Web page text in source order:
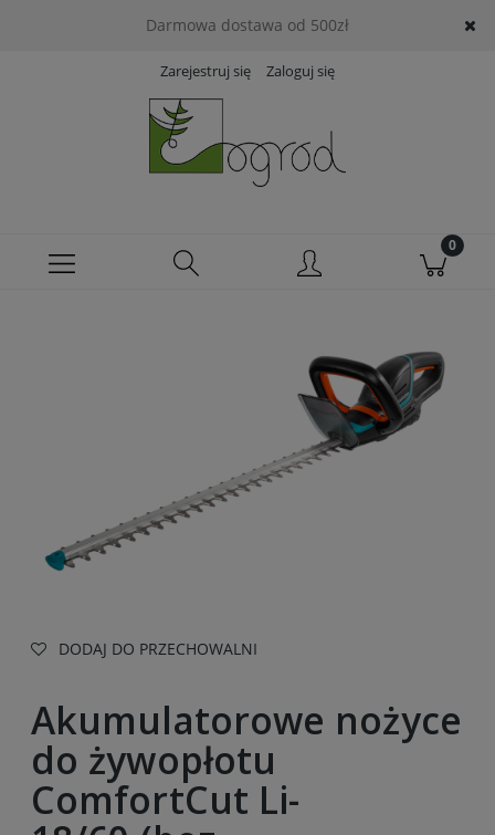
Darmowa dostawa od 500zł
Zarejestruj się Zaloguj się
DODAJ DO PRZECHOWALNI
Akumulatorowe nożyce
do żywopłotu
ComfortCut Li-